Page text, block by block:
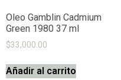
Oleo Gamblin Cadmium
Green 1980 37 ml
$33,000.00
Añadir al carrito